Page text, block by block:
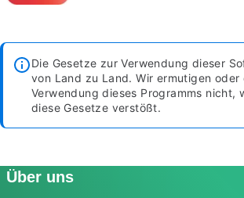
Die Gesetze zur Verwendung dieser
von Land zu Land. Wir ermutigen oder
Verwendung dieses Programms nicht,
diese Gesetze verstößt.
Über uns